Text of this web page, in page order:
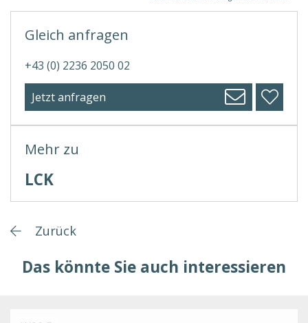
Mehr zu
LCK
Gleich anfragen
+43 (0) 2236 2050 02
Jetzt anfragen
Zurück
Das könnte Sie auch interessieren